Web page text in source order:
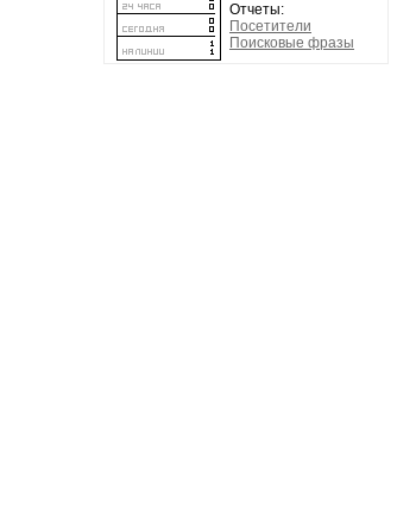
Отчеты:
Посетители
Поисковые фразы